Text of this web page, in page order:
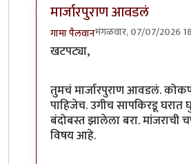
मार्जारपुराण आवडलं
गामा पैलवानमंगळवार, 07/07/2026
In reply to
खटपट्या,
तुमचं मार्जारपुराण आवडलं.
पाहिजेच. उगीच सापकिरडू
बंदोबस्त झालेला बरा. मांजराची
विषय आहे.